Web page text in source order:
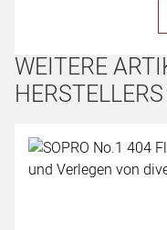
WEITERE
HERSTELLERS
Artikel